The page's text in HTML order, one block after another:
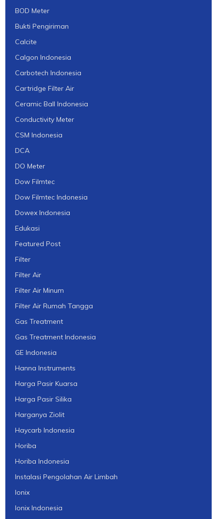
BOD Meter
Bukti Pengiriman
Calcite
Calgon Indonesia
Carbotech Indonesia
Cartridge Filter Air
Ceramic Ball Indonesia
Conductivity Meter
CSM Indonesia
DCA
DO Meter
Dow Filmtec
Dow Filmtec Indonesia
Dowex Indonesia
Edukasi
Featured Post
Filter
Filter Air
Filter Air Minum
Filter Air Rumah Tangga
Gas Treatment
Gas Treatment Indonesia
GE Indonesia
Hanna Instruments
Harga Pasir Kuarsa
Harga Pasir Silika
Harganya Ziolit
Haycarb Indonesia
Horiba
Horiba Indonesia
Instalasi Pengolahan Air Limbah
Ionix
Ionix Indonesia